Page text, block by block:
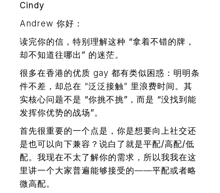
Cindy
Andrew 你好：
读完你的信，特别理解这种 “拿着不错的牌，
却不知道往哪出” 的迷茫。
很多在香港的优质 gay 都有类似困惑：明明条
件不差，却总在 “泛泛接触” 里浪费时间。其
实核心问题不是 “你挑不挑”，而是 “没找到能
发挥你优势的战场”。
首先很重要的一个点是，你是想要向上社交还
是也可以向下兼容 ？说白了就是平配/高配/低
配。我现在不太了解你的需求，所以我我在这
里讲一个大家普遍能够接受的——平配或者略
微高配。